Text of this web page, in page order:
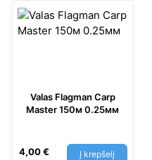
Valas Flagman Carp
Master 150м 0.25мм
4,00€ Į krepšelį